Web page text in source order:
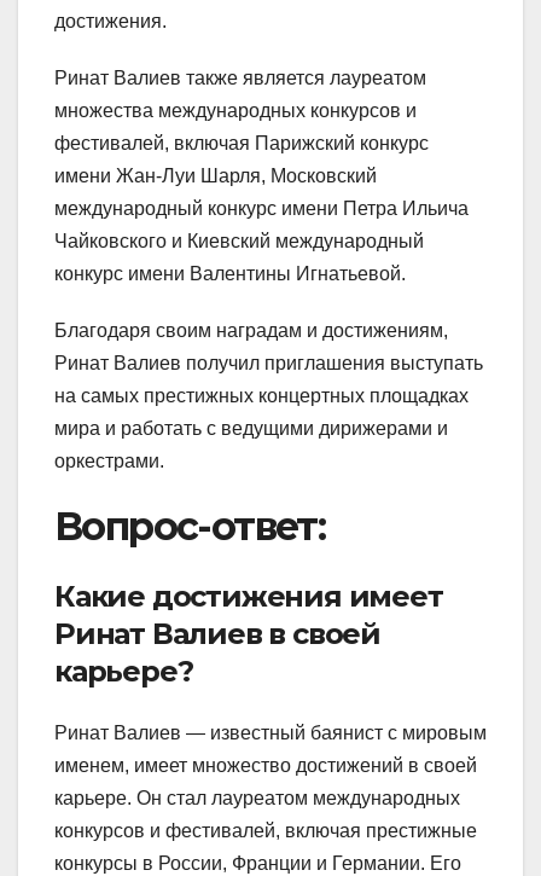
достижения.
Ринат Валиев также является лауреатом
множества международных конкурсов и
фестивалей, включая Парижский конкурс
имени Жан-Луи Шарля, Московский
международный конкурс имени Петра Ильича
Чайковского и Киевский международный
конкурс имени Валентины Игнатьевой.
Благодаря своим наградам и достижениям,
Ринат Валиев получил приглашения выступать
на самых престижных концертных площадках
мира и работать с ведущими дирижерами и
оркестрами.
Вопрос-ответ:
Какие достижения имеет
Ринат Валиев в своей
карьере?
Ринат Валиев — известный баянист с мировым
именем, имеет множество достижений в своей
карьере. Он стал лауреатом международных
конкурсов и фестивалей, включая престижные
конкурсы в России, Франции и Германии. Его